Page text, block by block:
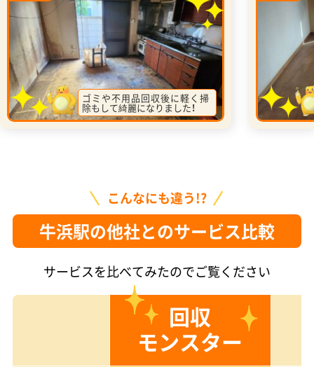
ゴミや不用品回収後に軽く掃
除もして綺麗になりました！
こんなにも違う!?
牛浜駅の他社とのサービス比較
サービスを比べてみたのでご覧ください
回収
モンスター